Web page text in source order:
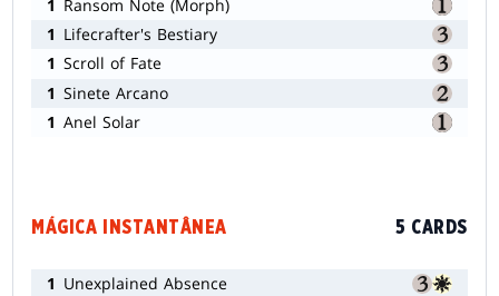
1 Ransom Note (Morph)
1 Lifecrafter's Bestiary
1 Scroll of Fate
1 Sinete Arcano
1 Anel Solar
MÁGICA INSTANTÂNEA 5 CARDS
1 Unexplained Absence